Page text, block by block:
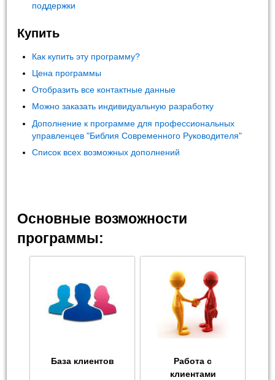
поддержки
Купить
Как купить эту программу?
Цена программы
Отобразить все контактные данные
Можно заказать индивидуальную разработку
Дополнение к программе для профессиональных
управленцев "Библия Современного Руководителя"
Список всех возможных дополнений
Основные возможности
программы:
База клиентов
Работа с
клиентами